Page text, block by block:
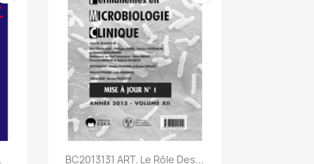
Aperçu rapide
BC2013131 ART. Le Rôle Des...